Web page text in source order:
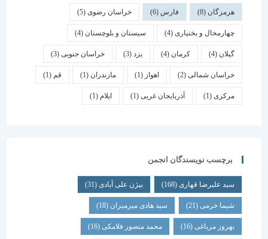
هرمزگان(8) فارس خراسان رضوی(5)
چهارمحال و بختیاری (4) سیستان و بلوچستان(4)
کرمان یزد خراسان جنوبی(3)
خراسان شمالی(2) اهواز مازندران(1) قم
(1) آذربایجان غربی(1) ایلام
برچسب نویسندگان انجمن
سید علیرضا قهاری(168) بیژن علی آبادی(31)
شیما خرمی(21) سید هادی میرمیران(18)
بهروز مرباغی (16) محمد منصور فلامکی (16)